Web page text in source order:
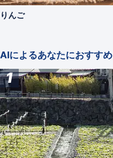
りんご
AIによるあなたにおすすめ
1